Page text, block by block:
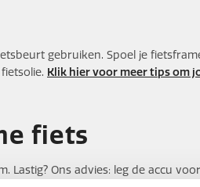
gebruiken. Spoel je
Klik hier voor meer tips om
fiets
Ons advies: leg de accu